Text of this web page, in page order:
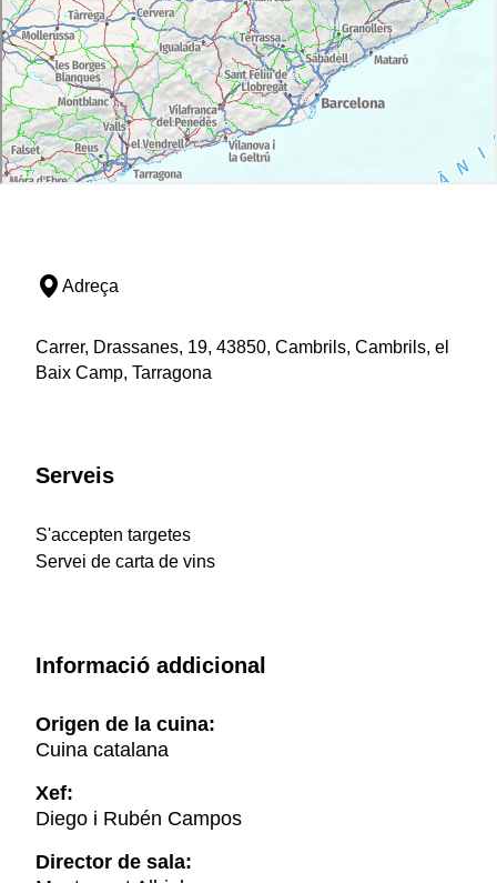
Adreça
Carrer, Drassanes, 19, 43850, Cambrils, Cambrils, el
Baix Camp, Tarragona
Serveis
S'accepten targetes
Servei de carta de vins
Informació addicional
Origen de la cuina:
Cuina catalana
Xef:
Diego i Rubén Campos
Director de sala: